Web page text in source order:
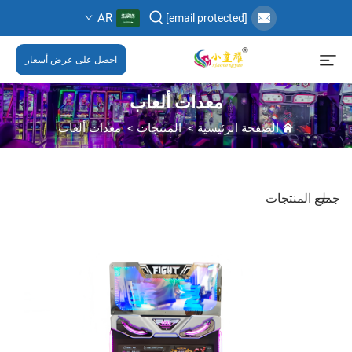
[email protected]
AR
احصل على عرض أسعار
معدات ألعاب
الصفحة الرئيسية>المنتجات >معدات ألعاب
جميع المنتجات